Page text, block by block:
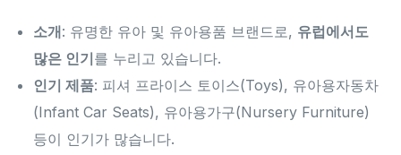
소개: 유명한 유아 및 유아용품 브랜드로, 유럽에서도
많은 인기를 누리고 있습니다.
인기 제품: 피셔 프라이스 토이스(Toys), 유아용자동차
(Infant Car Seats), 유아용가구(Nursery Furniture)
등이 인기가 많습니다.